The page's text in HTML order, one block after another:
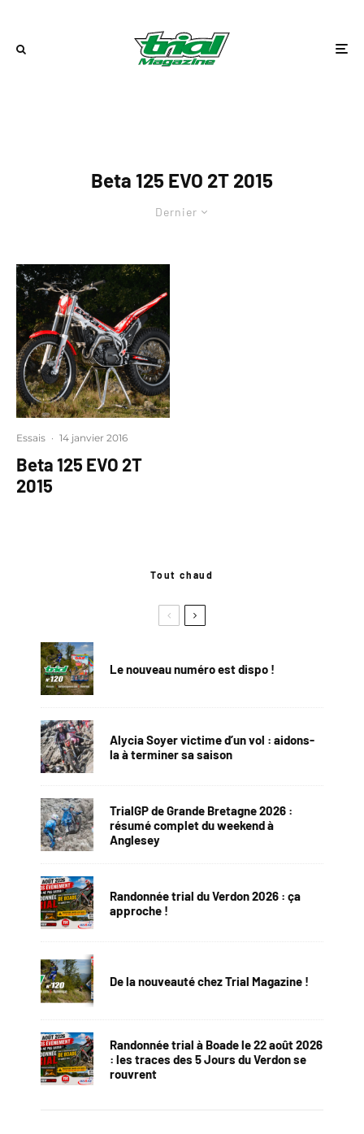
Beta 125 EVO 2T 2015
Dernier
Essais · 14 janvier 2016
Beta 125 EVO 2T
2015
Tout chaud
Le nouveau numéro est dispo !
Alycia Soyer victime d’un vol : aidons-
la à terminer sa saison
TrialGP de Grande Bretagne 2026 :
résumé complet du weekend à
Anglesey
Randonnée trial du Verdon 2026 : ça
approche !
De la nouveauté chez Trial Magazine !
Randonnée trial à Boade le 22 août 2026
: les traces des 5 Jours du Verdon se
rouvrent